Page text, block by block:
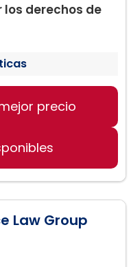
derechos de
precio
Law Group